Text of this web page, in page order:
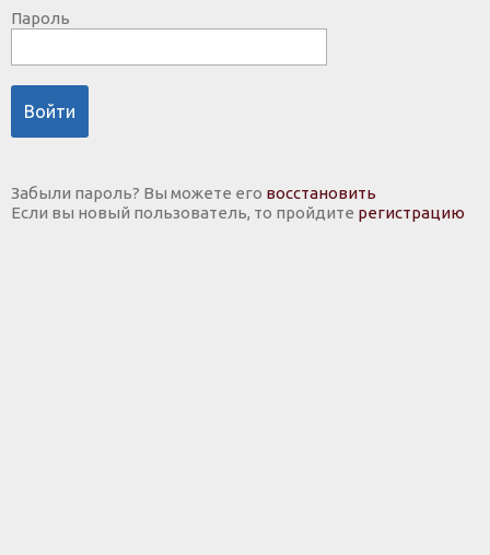
Пароль
Войти
Забыли пароль? Вы можете его восстановить
Если вы новый пользователь, то пройдите регистрацию